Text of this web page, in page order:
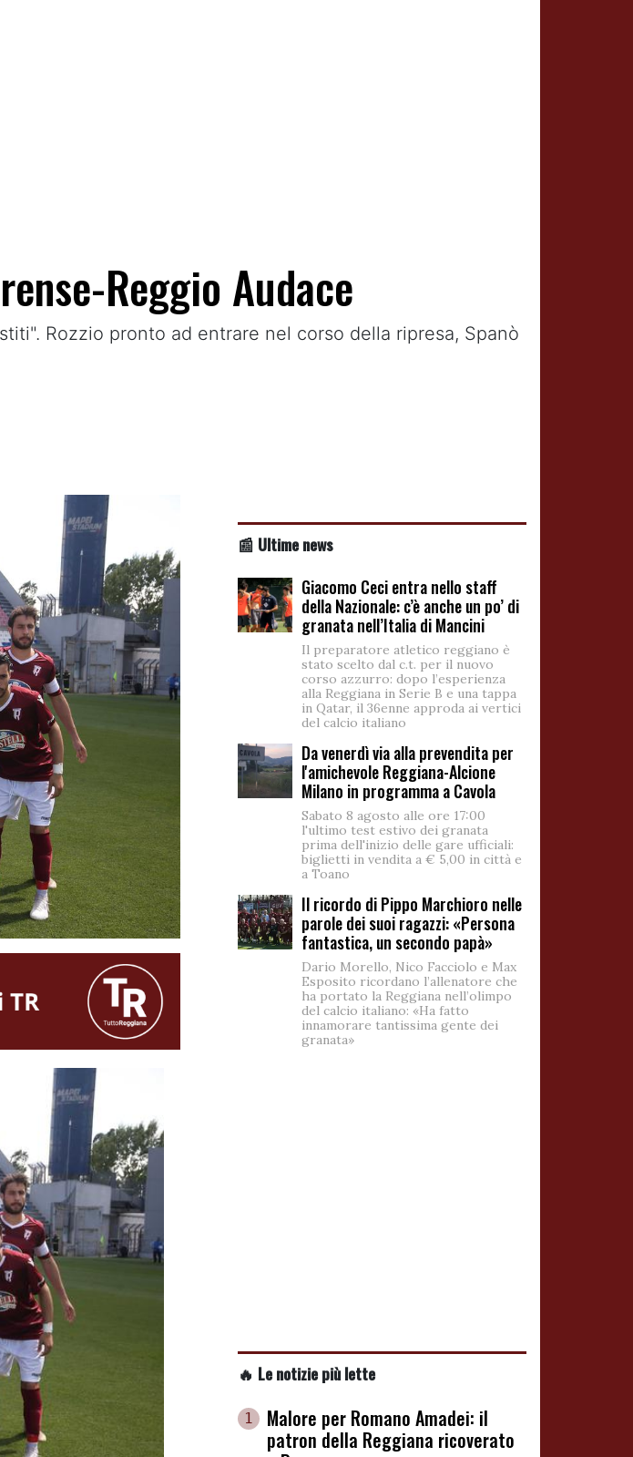
Reggio Audace
Rozzio pronto ad entrare nel corso della ripresa, Spanò
📰 Ultime news
Giacomo Ceci entra nello staff
della Nazionale: c’è anche un po’ di
granata nell’Italia di Mancini
Il preparatore atletico reggiano è
stato scelto dal c.t. per il nuovo
corso azzurro: dopo l’esperienza
alla Reggiana in Serie B e una tappa
in Qatar, il 36enne approda ai vertici
del calcio italiano
Da venerdì via alla prevendita per
l'amichevole Reggiana-Alcione
Milano in programma a Cavola
Sabato 8 agosto alle ore 17:00
l'ultimo test estivo dei granata
prima dell'inizio delle gare ufficiali:
biglietti in vendita a € 5,00 in città e
a Toano
Il ricordo di Pippo Marchioro nelle
parole dei suoi ragazzi: «Persona
fantastica, un secondo papà»
Dario Morello, Nico Facciolo e Max
Esposito ricordano l’allenatore che
ha portato la Reggiana nell’olimpo
del calcio italiano: «Ha fatto
innamorare tantissima gente dei
granata»
🔥 Le notizie più lette
1
Malore per Romano Amadei: il
patron della Reggiana ricoverato